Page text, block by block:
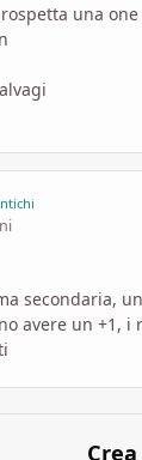
una
secondaria,
avere un +1, i